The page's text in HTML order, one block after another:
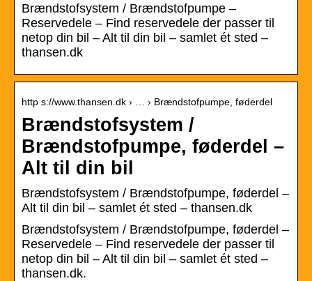
Brændstofsystem / Brændstofpumpe –
Reservedele – Find reservedele der passer til
netop din bil – Alt til din bil – samlet ét sted –
thansen.dk
http s://www.thansen.dk › … › Brændstofpumpe, føderdel
Brændstofsystem /
Brændstofpumpe, føderdel –
Alt til din bil
Brændstofsystem / Brændstofpumpe, føderdel –
Alt til din bil – samlet ét sted – thansen.dk
Brændstofsystem / Brændstofpumpe, føderdel –
Reservedele – Find reservedele der passer til
netop din bil – Alt til din bil – samlet ét sted –
thansen.dk.